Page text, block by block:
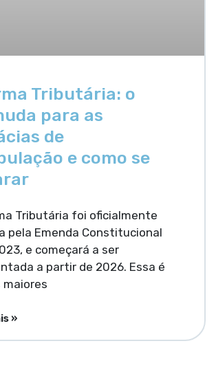
Tributária: o
para as
de
e como se
Tributária foi oficialmente
pela Emenda Constitucional
e começará a ser
a partir de 2026. Essa é
maiores
»